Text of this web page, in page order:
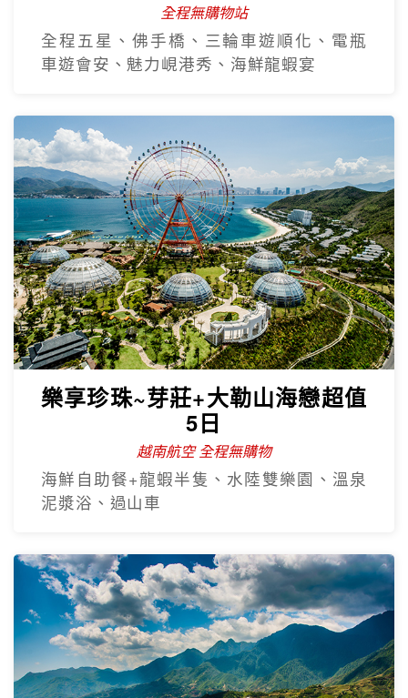
全程無購物站
全程五星、佛手橋、三輪車遊順化、電瓶
車遊會安、魅力峴港秀、海鮮龍蝦宴
樂享珍珠~芽莊+大勒山海戀超值
5日
越南航空 全程無購物
海鮮自助餐+龍蝦半隻、水陸雙樂園、溫泉
泥漿浴、過山車